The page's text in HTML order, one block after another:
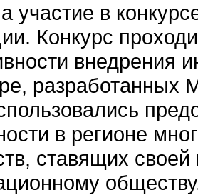
участие в
Конкурс
внедрения
в регионе
ставящих